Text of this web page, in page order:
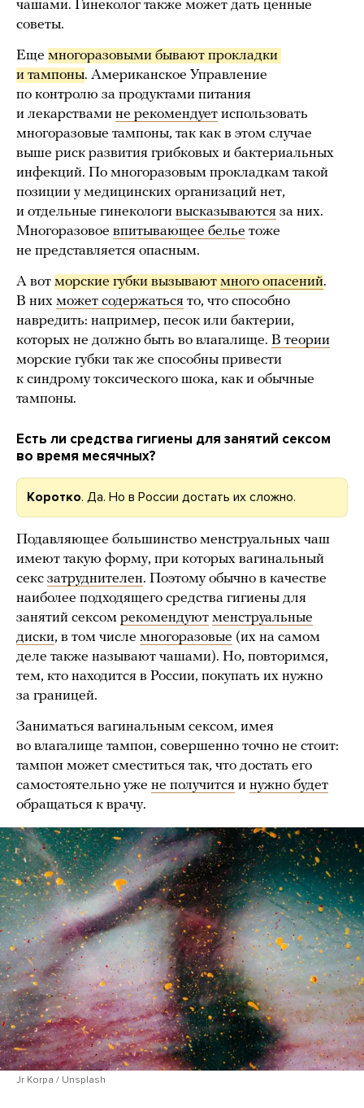
чашами. Гинеколог также может дать ценные
советы.
Еще многоразовыми бывают прокладки
и тампоны. Американское Управление
по контролю за продуктами питания
и лекарствами не рекомендует использовать
многоразовые тампоны, так как в этом случае
выше риск развития грибковых и бактериальных
инфекций. По многоразовым прокладкам такой
позиции у медицинских организаций нет,
и отдельные гинекологи высказываются за них.
Многоразовое впитывающее белье тоже
не представляется опасным.
А вот морские губки вызывают много опасений.
В них может содержаться то, что способно
навредить: например, песок или бактерии,
которых не должно быть во влагалище. В теории
морские губки так же способны привести
к синдрому токсического шока, как и обычные
тампоны.
Есть ли средства гигиены для занятий сексом
во время месячных?
Коротко. Да. Но в России достать их сложно.
Подавляющее большинство менструальных чаш
имеют такую форму, при которых вагинальный
секс затруднителен. Поэтому обычно в качестве
наиболее подходящего средства гигиены для
занятий сексом рекомендуют менструальные
диски, в том числе многоразовые (их на самом
деле также называют чашами). Но, повторимся,
тем, кто находится в России, покупать их нужно
за границей.
Заниматься вагинальным сексом, имея
во влагалище тампон, совершенно точно не стоит:
тампон может сместиться так, что достать его
самостоятельно уже не получится и нужно будет
обращаться к врачу.
Jr Korpa / Unsplash